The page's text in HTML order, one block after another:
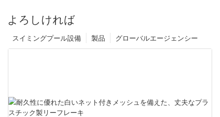
よろしければ
グローバルエージェンシー
製品
スイミングプール設備